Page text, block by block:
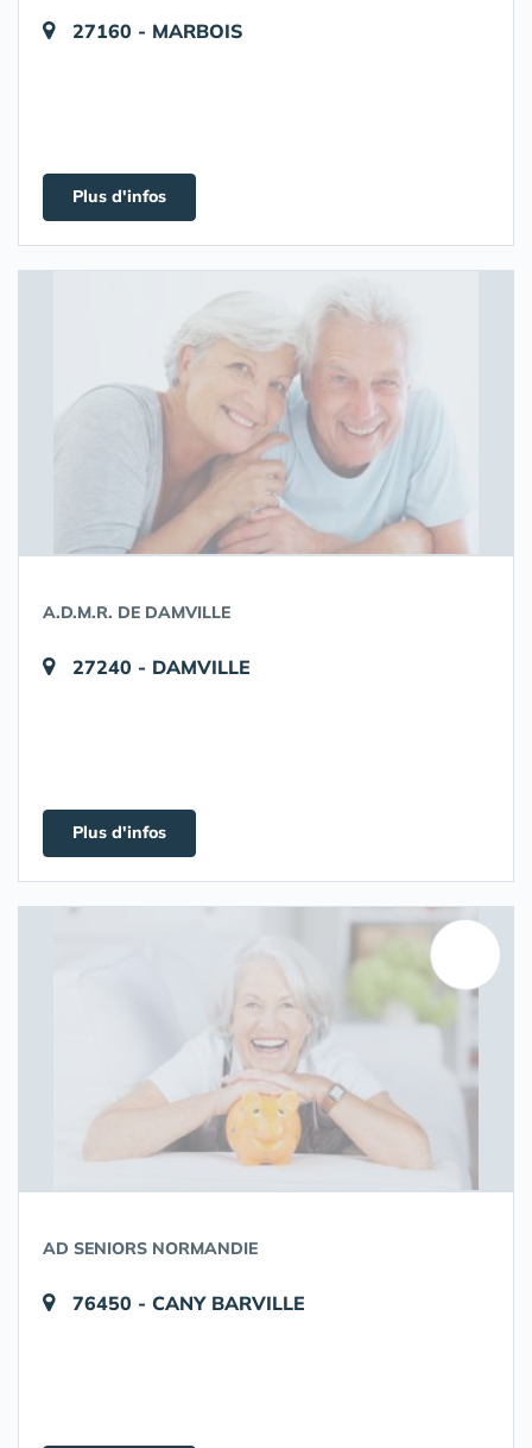
27160 - MARBOIS
Plus d'infos
A.D.M.R. DE DAMVILLE
27240 - DAMVILLE
Plus d'infos
AD SENIORS NORMANDIE
76450 - CANY BARVILLE